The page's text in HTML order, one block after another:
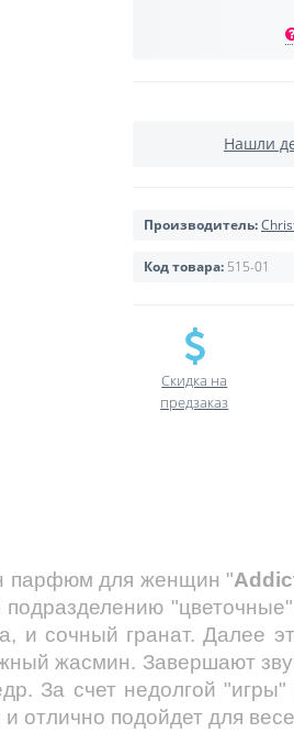
Нашли
Производитель:
Код товара: 515-01
Скидка на
предзаказ
парфюм для женщин "
и сочный гранат. Далее
жасмин. Завершают
За счет недолгой
подойдет для